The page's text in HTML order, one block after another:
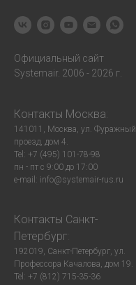
Официальный сайт
Systemair. 2006 - 2026 г.
Контакты Москва
141011, Москва, ул. Фуражный
проезд, дом 4.
Tel: +7 (495) 101-78-98
пн - пт с 9:00 до 17:00
e-mail: info@systemair-rus.ru
Контакты Санкт-
Петербург
192019, Санкт-Петербург, ул.
Профессора Качалова, дом 19.
Tel: +7 (812) 715-35-36